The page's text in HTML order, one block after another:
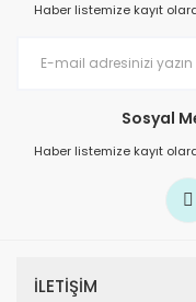
Haber listemize kayıt
Sosyal
Haber listemize kayıt
İLETİŞİM